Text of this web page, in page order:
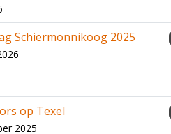
Schiermonnikoog 2025
op Texel
2025